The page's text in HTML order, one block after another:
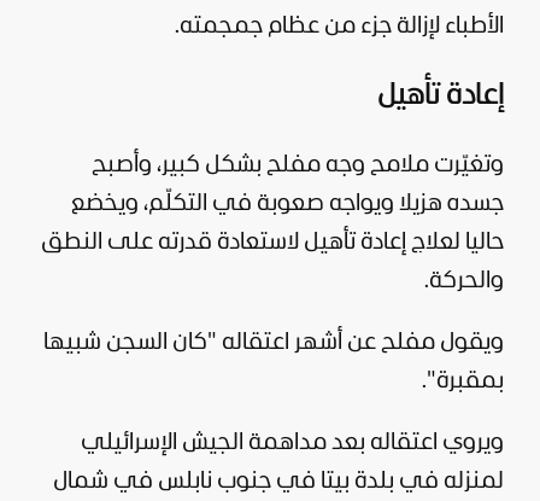
الأطباء لإزالة جزء من عظام جمجمته.
إعادة تأهيل
وتغيّرت ملامح وجه مفلح بشكل كبير، وأصبح
جسده هزيلا ويواجه صعوبة في التكلّم، ويخضع
حاليا لعلاج إعادة تأهيل لاستعادة قدرته على النطق
والحركة.
ويقول مفلح عن أشهر اعتقاله "كان السجن شبيها
بمقبرة".
ويروي اعتقاله بعد مداهمة الجيش الإسرائيلي
لمنزله في بلدة بيتا في جنوب نابلس في شمال